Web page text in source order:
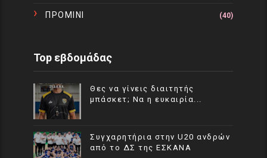
ΠΡΟΜΙΝΙ (40)
Top εβδομάδας
Θες να γίνεις διαιτητής
μπάσκετ; Να η ευκαιρία...
Συγχαρητήρια στην U20 ανδρών
από το ΔΣ της ΕΣΚΑΝΑ